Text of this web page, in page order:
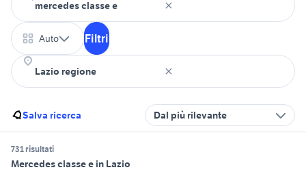
Auto Filtri
Salva ricerca Dal più rilevante
731 risultati
Mercedes classe e in Lazio